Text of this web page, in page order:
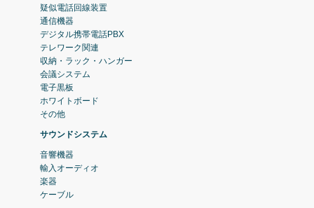
疑似電話回線装置
通信機器
デジタル携帯電話PBX
テレワーク関連
収納・ラック・ハンガー
会議システム
電子黒板
ホワイトボード
その他
サウンドシステム
音響機器
輸入オーディオ
楽器
ケーブル